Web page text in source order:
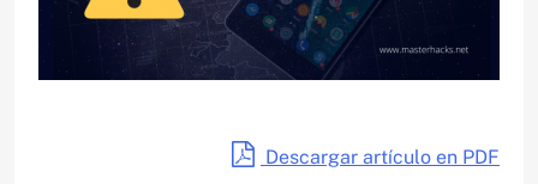
Descargar artículo en PDF